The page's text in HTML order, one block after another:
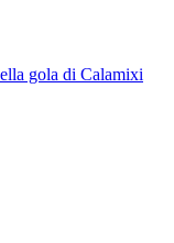
gola di Calamixi